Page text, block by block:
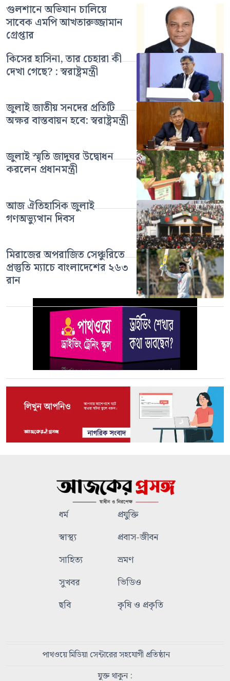
গুলশানে অভিযান চালিয়ে
সাবেক এমপি আখতারুজ্জামান
গ্রেপ্তার
কিসের হাসিনা, তার চেহারা কী
দেখা গেছে? : স্বরাষ্ট্রমন্ত্রী
জুলাই জাতীয় সনদের প্রতিটি
অক্ষর বাস্তবায়ন হবে: স্বরাষ্ট্রমন্ত্রী
জুলাই স্মৃতি জাদুঘর উদ্বোধন
করলেন প্রধানমন্ত্রী
আজ ঐতিহাসিক জুলাই
গণঅভ্যুত্থান দিবস
মিরাজের অপরাজিত সেঞ্চুরিতে
প্রস্তুতি ম্যাচে বাংলাদেশের ২৬৩
রান
ধর্ম
প্রযুক্তি
স্বাস্থ্য
প্রবাস-জীবন
সাহিত্য
ভ্রমণ
সুখবর
ভিডিও
ছবি
কৃষি ও প্রকৃতি
পাথওয়ে মিডিয়া সেন্টারের সহযোগী প্রতিষ্ঠান
যুক্ত থাকুন :